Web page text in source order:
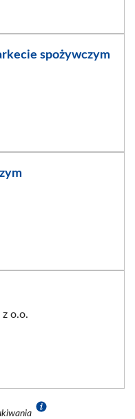
spożywczym
o.o.